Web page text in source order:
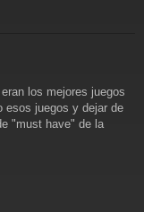
los mejores juegos
esos juegos y dejar de
"must have" de la